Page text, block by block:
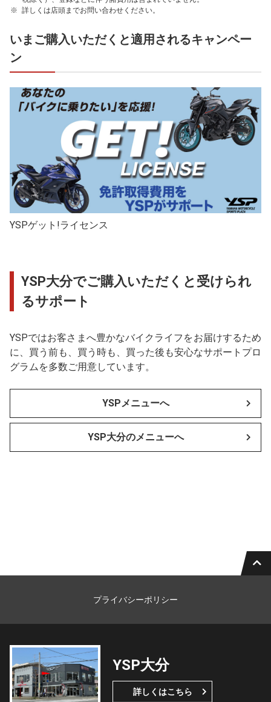
詳しくは店頭までお問い合わせください。
いまご購入いただくと適用されるキャンペー
ン
YSPゲット!ライセンス
YSP大分でご購入いただくと受けられ
るサポート
YSPではお客さまへ豊かなバイクライフをお届けするため
に、買う前も、買う時も、買った後も安心なサポートプロ
グラムを多数ご用意しています。
YSPメニューへ
YSP大分のメニューへ
プライバシーポリシー
YSP大分
詳しくはこちら